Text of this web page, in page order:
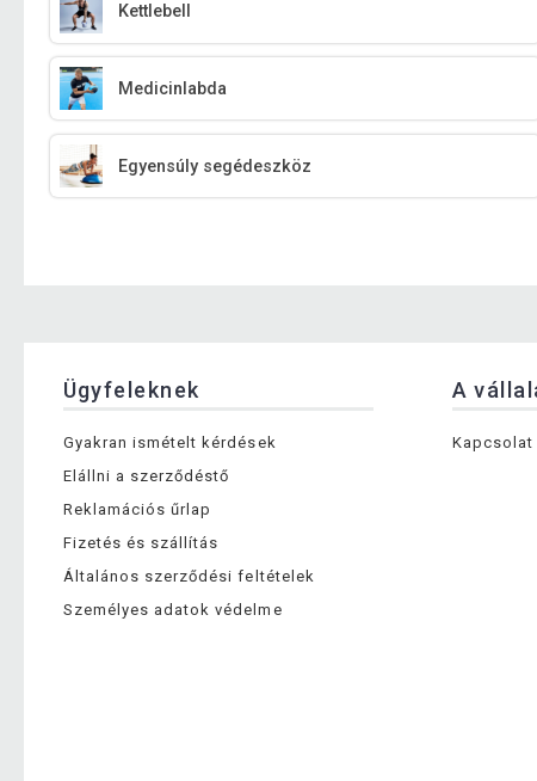
Kettlebell
Medicinlabda
Egyensúly segédeszköz
Ügyfeleknek
Gyakran ismételt kérdések
Elállni a szerződéstő
Reklamációs űrlap
Fizetés és szállítás
Általános szerződési feltételek
Személyes adatok védelme
A
Kapcsolat